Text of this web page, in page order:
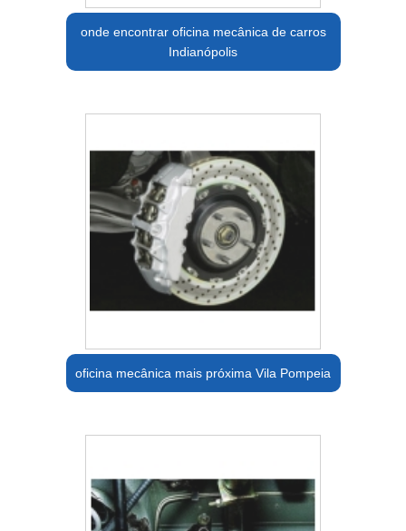
onde encontrar oficina mecânica de carros
Indianópolis
oficina mecânica mais próxima Vila Pompeia